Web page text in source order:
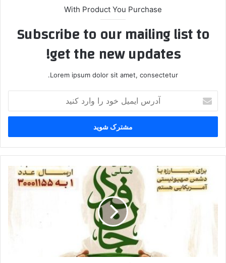
With Product You Purchase
Subscribe to our mailing list to
get the new updates!
Lorem ipsum dolor sit amet, consectetur.
ایمیل
خود
وارد
کنید
سعید
جلیلی